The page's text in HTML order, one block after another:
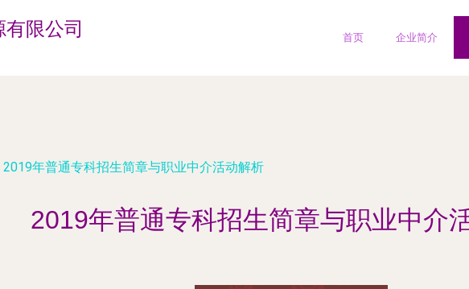
限公司 首页 企业简介
2019年普通专科招生简章与职业中介活动解析
2019年普通专科招生简章与职业中介